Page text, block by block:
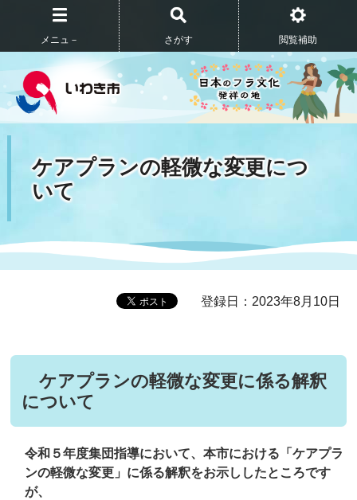
メニュ－ さがす 閲覧補助
ケアプランの軽微な変更につ
いて
登録日：2023年8月10日
ケアプランの軽微な変更に係る解釈
について
令和５年度集団指導において、本市における「ケアプラ
ンの軽微な変更」に係る解釈をお示ししたところです
が、